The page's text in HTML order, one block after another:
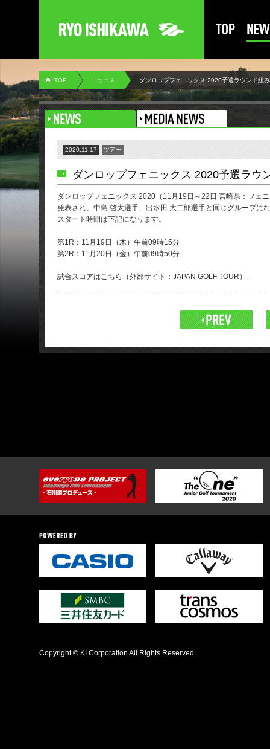
TOP ニュース ダンロップフェニックス 2020予選ラウンド組
2020.11.17 ツアー
ダンロップフェニックス 2020予選ラウ
ダンロップフェニックス 2020（11月19日～22日 宮崎県：フェ
発表され、中島 啓太選手、出水田 大二郎選手と同じグループに
スタート時間は下記になります。
第1R：11月19日（木）午前09時15分
第2R：11月20日（金）午前09時50分
試合スコアはこちら（外部サイト：JAPAN GOLF TOUR）
Copyright © KI Corporation All Rights Reserved.